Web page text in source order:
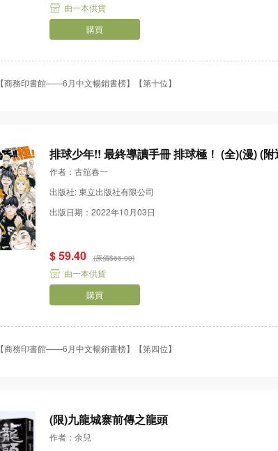
由一本供貨
購買
【商務印書館——6月中文暢銷書榜】【第十位】
排球少年
作者：古舘春一
出版社: 東立出版社有限公司
出版日期：2022年10月03日
$ 59.40 (原價$66.00)
由一本供貨
購買
【商務印書館——6月中文暢銷書榜】【第四位】
(限)九龍城寨前傳之龍頭
作者：余兒